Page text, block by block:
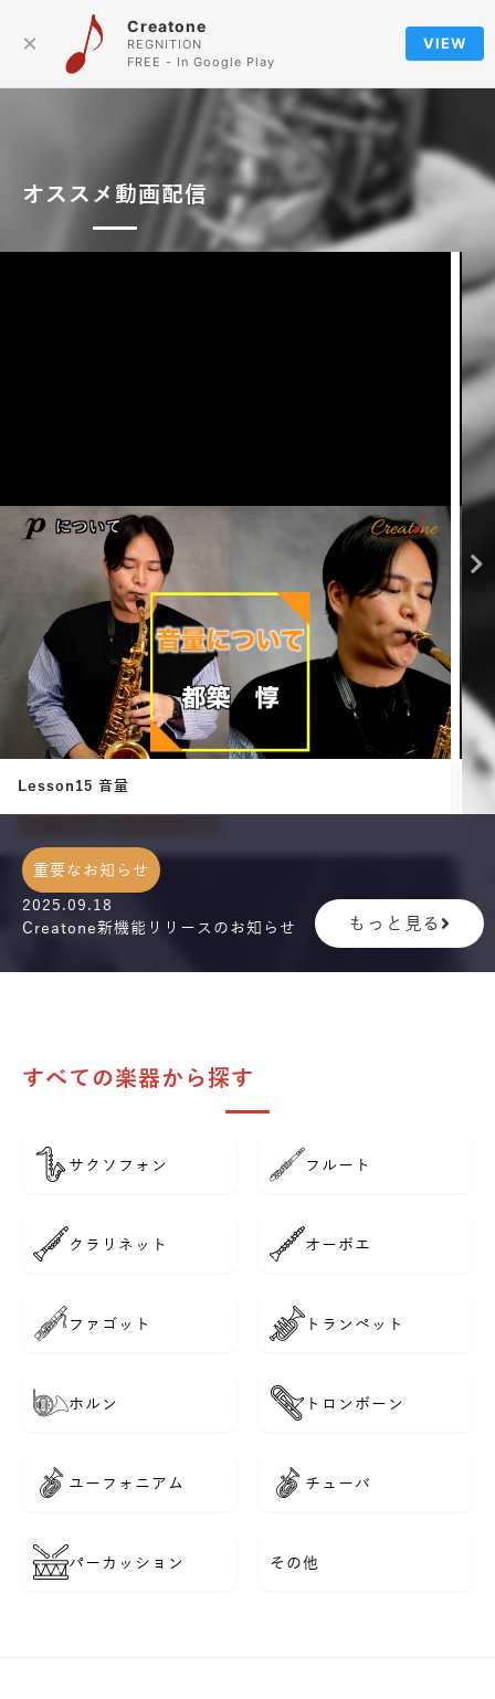
×
Creatone
REGNITION
FREE - In Google Play
VIEW
オススメ動画配信
Lesson15 音量
もっと見る
重要なお知らせ
2025.09.18
Creatone新機能リリースのお知らせ
すべての楽器から探す
サクソフォン フルート
クラリネット オーボエ
ファゴット トランペット
ホルン トロンボーン
ユーフォニアム チューバ
パーカッション その他